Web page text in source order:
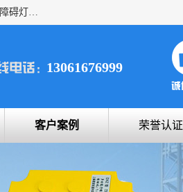
上海宇叶电子科技有限公司是吊钩视频监控、升降机监控、卸料平台监控、塔吊防碰撞、黑匣子防碰撞、风速仪，太阳能障碍灯安全提示灯等一系列升降机的常用配件产品专业研发生产加工的公司，拥有完整、科学的质量管理体系。
13061676999
客户案例 荣誉认证